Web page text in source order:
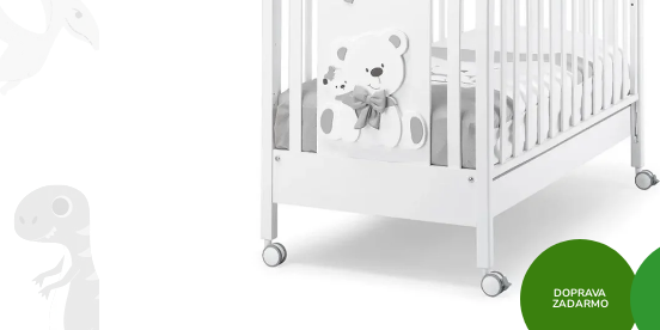
DOPRAVA
ZADARMO